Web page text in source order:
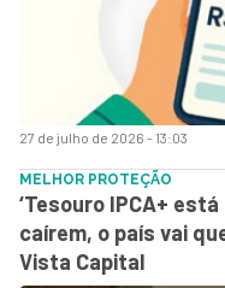
27 de julho de 2026 - 13:03
MELHOR PROTEÇÃO
‘Tesouro IPCA+
caírem, o país vai
Vista Capital